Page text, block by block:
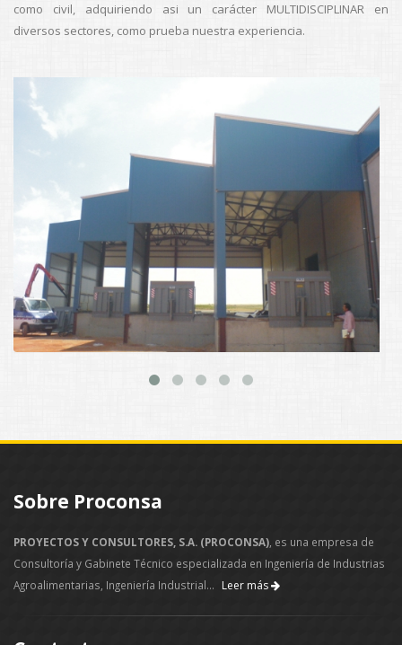
como civil, adquiriendo asi un carácter MULTIDISCIPLINAR en
diversos sectores, como prueba nuestra experiencia.
Sobre Proconsa
PROYECTOS Y CONSULTORES, S.A. (PROCONSA) , es una empresa de
Consultoría y Gabinete Técnico especializada en Ingeniería de Industrias
Agroalimentarias, Ingeniería Industrial...
Leer más